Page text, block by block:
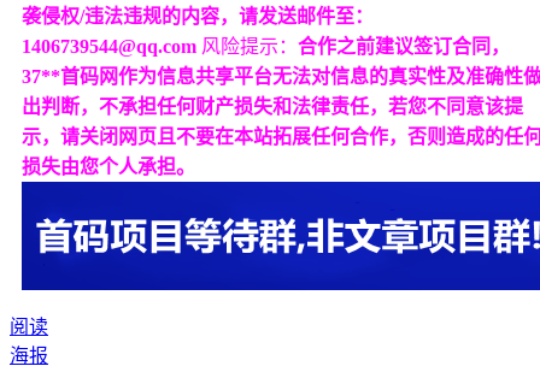
袭侵权/违法违规的内容，请发送邮件至：
1406739544@qq.com 风险提示： 合作之前建议签订合同，
37**首码网作为信息共享平台无法对信息的真实性及准确性
出判断，不承担任何财产损失和法律责任，若您不同意该提
示，请关闭网页且不要在本站拓展任何合作，否则造成的任
损失由您个人承担。
阅读
海报